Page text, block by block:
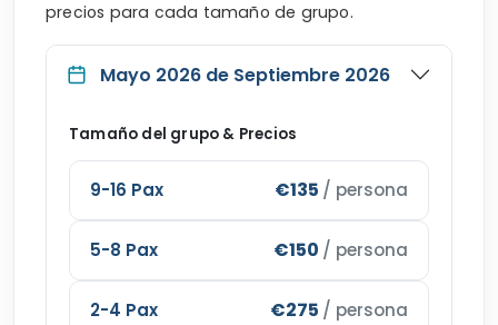
precios para cada tamaño de grupo.
Mayo 2026 de Septiembre 2026
Tamaño del grupo & Precios
9-16 Pax €135 / persona
5-8 Pax €150 / persona
2-4 Pax €275 / persona